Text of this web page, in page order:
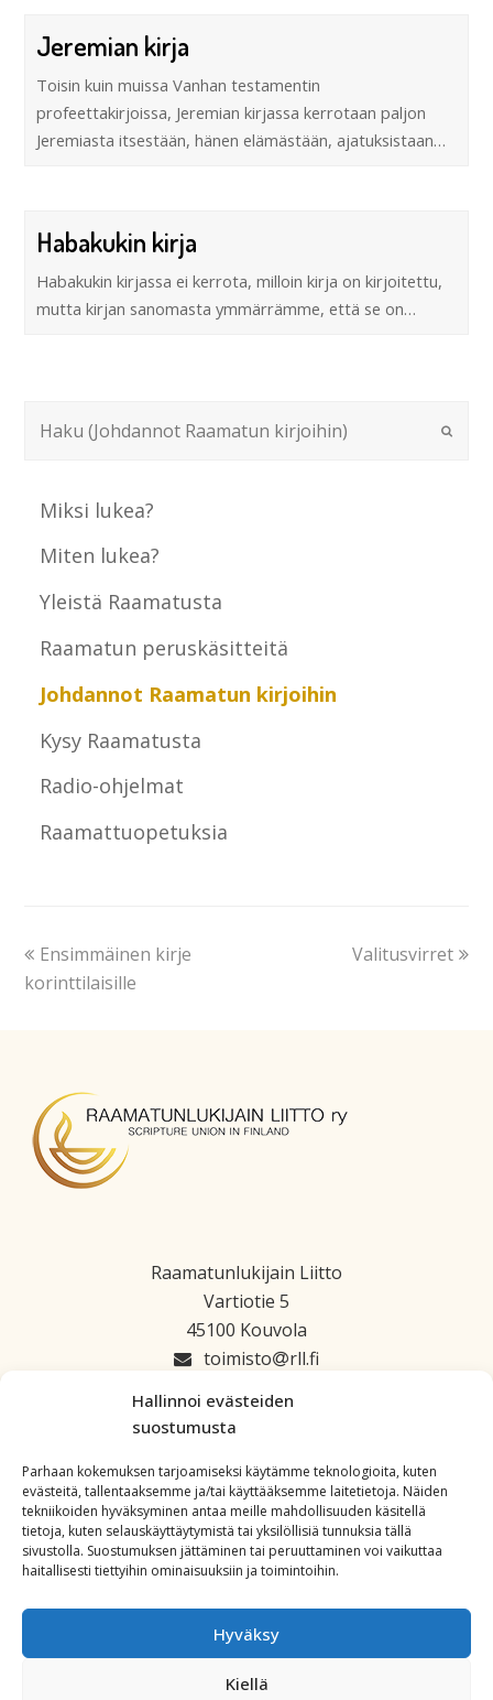
Hallinnoi evästeiden
suostumusta
Parhaan kokemuksen tarjoamiseksi käytämme teknologioita, kuten
evästeitä, tallentaaksemme ja/tai käyttääksemme laitetietoja. Näiden
tekniikoiden hyväksyminen antaa meille mahdollisuuden käsitellä
tietoja, kuten selauskäyttäytymistä tai yksilöllisiä tunnuksia tällä
sivustolla. Suostumuksen jättäminen tai peruuttaminen voi vaikuttaa
haitallisesti tiettyihin ominaisuuksiin ja toimintoihin.
Hyväksy
Kiellä
Jeremian kirja
Toisin kuin muissa Vanhan testamentin
profeettakirjoissa, Jeremian kirjassa kerrotaan paljon
Jeremiasta itsestään, hänen elämästään, ajatuksistaan…
Habakukin kirja
Habakukin kirjassa ei kerrota, milloin kirja on kirjoitettu,
mutta kirjan sanomasta ymmärrämme, että se on…
Miksi lukea?
Miten lukea?
Yleistä Raamatusta
Raamatun peruskäsitteitä
Johdannot Raamatun kirjoihin
Kysy Raamatusta
Radio-ohjelmat
Raamattuopetuksia
Ensimmäinen kirje
korinttilaisille
Valitusvirret
Raamatunlukijain Liitto
Vartiotie 5
45100 Kouvola
toimisto
rll.fi